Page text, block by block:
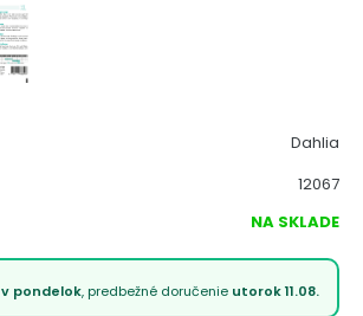
Dahlia
12067
NA SKLADE
v pondelok, predbežné doručenie utorok 11.08.